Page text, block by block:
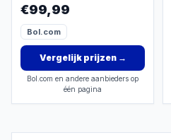
€99,99
Bol.com
Vergelijk prijzen→
Bol.com en andere aanbieders op
één pagina